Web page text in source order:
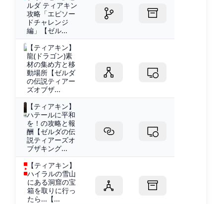
ルダ ティアキン
攻略「エピソー
ドチャレンジ
編」【ゼル...
【ティアキン】
龍(ドラゴン)素
材の集め方と移
動場所【ゼルダ
の伝説ティアー
ズオブザ...
【ティアキン】
ハテールに平和
を！の攻略と報
酬【ゼルダの伝
説ティアーズオ
ブザキング...
【ティアキン】
ハイラルの雪山
にある洞窟の宝
箱を取りに行っ
たら...【...